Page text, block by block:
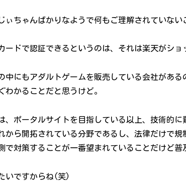
ぃちゃんばかりなようで何もご理解されていない
ードで認証できるというのは、それは楽天がショ
中にもアダルトゲームを販売している会社があ
わかることだと思うけど。
、ポータルサイトを目指している以上、技術的に
から開拓されている分野であるし、法律だけで
で対策することが一番望まれていることだけど普
いですからね(笑)